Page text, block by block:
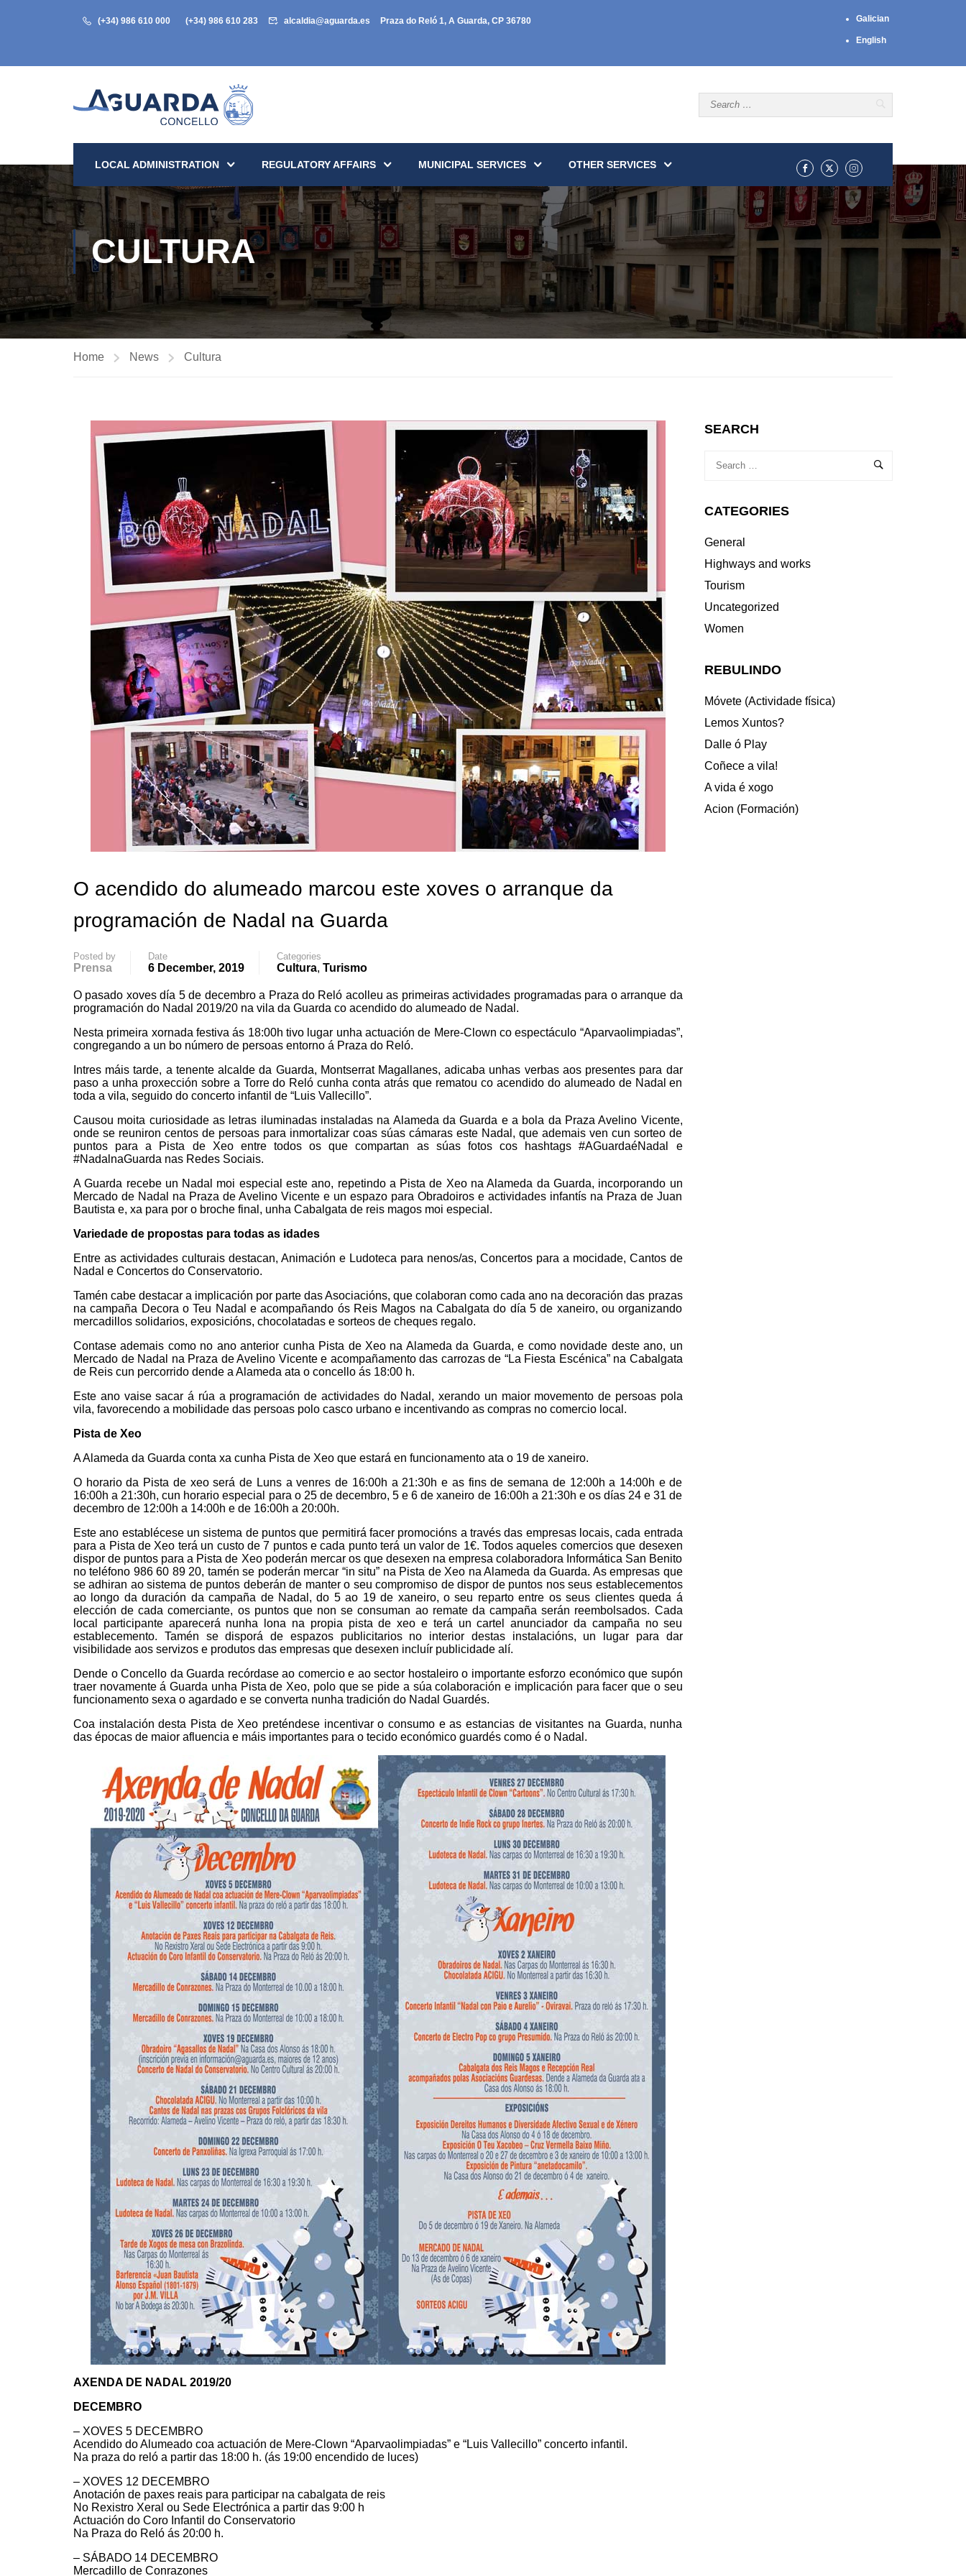
(+34) 986 610 000 (+34) 986 610 283 alcaldia@aguarda.es Praza do Reló 1, A Guarda, CP 36780 Galician
English
LOCAL ADMINISTRATION REGULATORY AFFAIRS MUNICIPAL SERVICES OTHER SERVICES
CULTURA
Home News Cultura
O acendido do alumeado marcou este xoves o arranque da
programación de Nadal na Guarda
Posted by
Prensa
Date
6 December, 2019
Categories
Cultura, Turismo
O pasado xoves día 5 de decembro a Praza do Reló acolleu as primeiras actividades programadas para o arranque da
programación do Nadal 2019/20 na vila da Guarda co acendido do alumeado de Nadal.
Nesta primeira xornada festiva ás 18:00h tivo lugar unha actuación de Mere-Clown co espectáculo “Aparvaolimpiadas”,
congregando a un bo número de persoas entorno á Praza do Reló.
Intres máis tarde, a tenente alcalde da Guarda, Montserrat Magallanes, adicaba unhas verbas aos presentes para dar
paso a unha proxección sobre a Torre do Reló cunha conta atrás que rematou co acendido do alumeado de Nadal en
toda a vila, seguido do concerto infantil de “Luis Vallecillo”.
Causou moita curiosidade as letras iluminadas instaladas na Alameda da Guarda e a bola da Praza Avelino Vicente,
onde se reuniron centos de persoas para inmortalizar coas súas cámaras este Nadal, que ademais ven cun sorteo de
puntos para a Pista de Xeo entre todos os que compartan as súas fotos cos hashtags #AGuardaéNadal e
#NadalnaGuarda nas Redes Sociais.
A Guarda recebe un Nadal moi especial este ano, repetindo a Pista de Xeo na Alameda da Guarda, incorporando un
Mercado de Nadal na Praza de Avelino Vicente e un espazo para Obradoiros e actividades infantís na Praza de Juan
Bautista e, xa para por o broche final, unha Cabalgata de reis magos moi especial.
Variedade de propostas para todas as idades
Entre as actividades culturais destacan, Animación e Ludoteca para nenos/as, Concertos para a mocidade, Cantos de
Nadal e Concertos do Conservatorio.
Tamén cabe destacar a implicación por parte das Asociacións, que colaboran como cada ano na decoración das prazas
na campaña Decora o Teu Nadal e acompañando ós Reis Magos na Cabalgata do día 5 de xaneiro, ou organizando
mercadillos solidarios, exposicións, chocolatadas e sorteos de cheques regalo.
Contase ademais como no ano anterior cunha Pista de Xeo na Alameda da Guarda, e como novidade deste ano, un
Mercado de Nadal na Praza de Avelino Vicente e acompañamento das carrozas de “La Fiesta Escénica” na Cabalgata
de Reis cun percorrido dende a Alameda ata o concello ás 18:00 h.
Este ano vaise sacar á rúa a programación de actividades do Nadal, xerando un maior movemento de persoas pola
vila, favorecendo a mobilidade das persoas polo casco urbano e incentivando as compras no comercio local.
Pista de Xeo
A Alameda da Guarda conta xa cunha Pista de Xeo que estará en funcionamento ata o 19 de xaneiro.
O horario da Pista de xeo será de Luns a venres de 16:00h a 21:30h e as fins de semana de 12:00h a 14:00h e de
16:00h a 21:30h, cun horario especial para o 25 de decembro, 5 e 6 de xaneiro de 16:00h a 21:30h e os días 24 e 31 de
decembro de 12:00h a 14:00h e de 16:00h a 20:00h.
Este ano establécese un sistema de puntos que permitirá facer promocións a través das empresas locais, cada entrada
para a Pista de Xeo terá un custo de 7 puntos e cada punto terá un valor de 1€. Todos aqueles comercios que desexen
dispor de puntos para a Pista de Xeo poderán mercar os que desexen na empresa colaboradora Informática San Benito
no teléfono 986 60 89 20, tamén se poderán mercar “in situ” na Pista de Xeo na Alameda da Guarda. As empresas que
se adhiran ao sistema de puntos deberán de manter o seu compromiso de dispor de puntos nos seus establecementos
ao longo da duración da campaña de Nadal, do 5 ao 19 de xaneiro, o seu reparto entre os seus clientes queda á
elección de cada comerciante, os puntos que non se consuman ao remate da campaña serán reembolsados. Cada
local participante aparecerá nunha lona na propia pista de xeo e terá un cartel anunciador da campaña no seu
establecemento. Tamén se disporá de espazos publicitarios no interior destas instalacións, un lugar para dar
visibilidade aos servizos e produtos das empresas que desexen incluír publicidade alí.
Dende o Concello da Guarda recórdase ao comercio e ao sector hostaleiro o importante esforzo económico que supón
traer novamente á Guarda unha Pista de Xeo, polo que se pide a súa colaboración e implicación para facer que o seu
funcionamento sexa o agardado e se converta nunha tradición do Nadal Guardés.
Coa instalación desta Pista de Xeo preténdese incentivar o consumo e as estancias de visitantes na Guarda, nunha
das épocas de maior afluencia e máis importantes para o tecido económico guardés como é o Nadal.
AXENDA DE NADAL 2019/20
DECEMBRO
– XOVES 5 DECEMBRO
Acendido do Alumeado coa actuación de Mere-Clown “Aparvaolimpiadas” e “Luis Vallecillo” concerto infantil.
Na praza do reló a partir das 18:00 h. (ás 19:00 encendido de luces)
– XOVES 12 DECEMBRO
Anotación de paxes reais para participar na cabalgata de reis
No Rexistro Xeral ou Sede Electrónica a partir das 9:00 h
Actuación do Coro Infantil do Conservatorio
Na Praza do Reló ás 20:00 h.
– SÁBADO 14 DECEMBRO
Mercadillo de Conrazones
SEARCH
CATEGORIES
General
Highways and works
Tourism
Uncategorized
Women
REBULINDO
Móvete (Actividade física)
Lemos Xuntos?
Dalle ó Play
Coñece a vila!
A vida é xogo
Acion (Formación)